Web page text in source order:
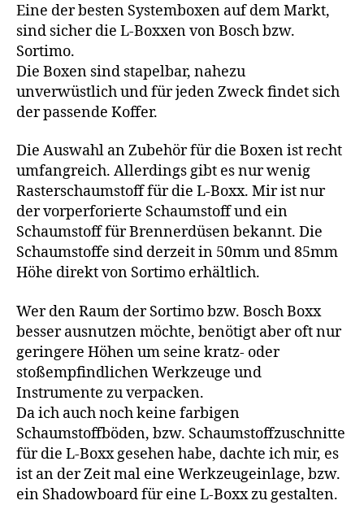
Rasterschaum
für
/
Sortimo
L-
Eine der besten Systemboxen auf dem Markt,
sind sicher die L-Boxxen von Bosch bzw.
Sortimo.
Die Boxen sind stapelbar, nahezu
unverwüstlich und für jeden Zweck findet sich
der passende Koffer.
Die Auswahl an Zubehör für die Boxen ist recht
umfangreich. Allerdings gibt es nur wenig
Rasterschaumstoff für die L-Boxx. Mir ist nur
der vorperforierte Schaumstoff und ein
Schaumstoff für Brennerdüsen bekannt. Die
Schaumstoffe sind derzeit in 50mm und 85mm
Höhe direkt von Sortimo erhältlich.
Wer den Raum der Sortimo bzw. Bosch Boxx
besser ausnutzen möchte, benötigt aber oft nur
geringere Höhen um seine kratz- oder
stoßempfindlichen Werkzeuge und
Instrumente zu verpacken.
Da ich auch noch keine farbigen
Schaumstoffböden, bzw. Schaumstoffzuschnitte
für die L-Boxx gesehen habe, dachte ich mir, es
ist an der Zeit mal eine Werkzeugeinlage, bzw.
ein Shadowboard für eine L-Boxx zu gestalten.